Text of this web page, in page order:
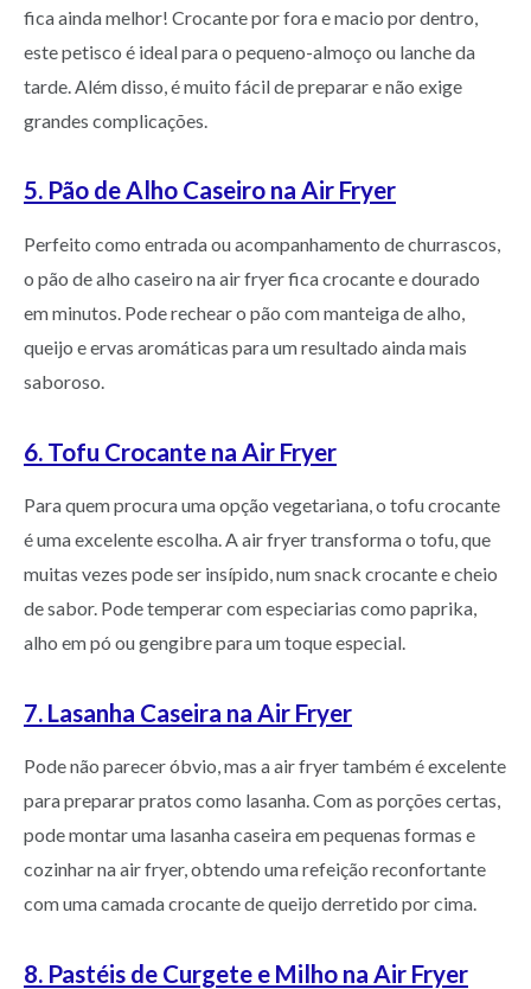
fica ainda melhor! Crocante por fora e macio por dentro,
este petisco é ideal para o pequeno-almoço ou lanche da
tarde. Além disso, é muito fácil de preparar e não exige
grandes complicações.
5. Pão de Alho Caseiro na Air Fryer
Perfeito como entrada ou acompanhamento de churrascos,
o pão de alho caseiro na air fryer fica crocante e dourado
em minutos. Pode rechear o pão com manteiga de alho,
queijo e ervas aromáticas para um resultado ainda mais
saboroso.
6. Tofu Crocante na Air Fryer
Para quem procura uma opção vegetariana, o tofu crocante
é uma excelente escolha. A air fryer transforma o tofu, que
muitas vezes pode ser insípido, num snack crocante e cheio
de sabor. Pode temperar com especiarias como paprika,
alho em pó ou gengibre para um toque especial.
7. Lasanha Caseira na Air Fryer
Pode não parecer óbvio, mas a air fryer também é excelente
para preparar pratos como lasanha. Com as porções certas,
pode montar uma lasanha caseira em pequenas formas e
cozinhar na air fryer, obtendo uma refeição reconfortante
com uma camada crocante de queijo derretido por cima.
8. Pastéis de Curgete e Milho na Air Fryer